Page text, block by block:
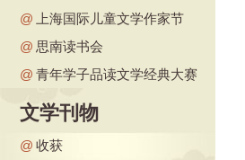
@
上海国际儿童文学作家节
@ 思南读书会
@ 青年学子品读文学经典大赛
文学刊物
@ 收获